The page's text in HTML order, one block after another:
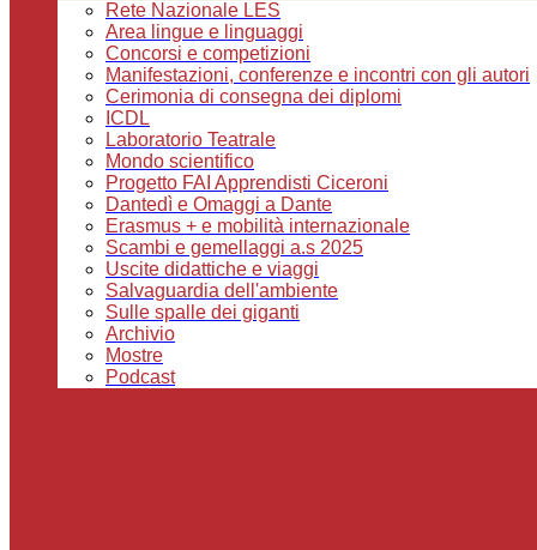
Rete Nazionale LES
Area lingue e linguaggi
Concorsi e competizioni
Manifestazioni, conferenze e incontri con gli autori
Cerimonia di consegna dei diplomi
ICDL
Laboratorio Teatrale
Mondo scientifico
Progetto FAI Apprendisti Ciceroni
Dantedì e Omaggi a Dante
Erasmus + e mobilità internazionale
Scambi e gemellaggi a.s 2025
Uscite didattiche e viaggi
Salvaguardia dell'ambiente
Sulle spalle dei giganti
Archivio
Mostre
Podcast